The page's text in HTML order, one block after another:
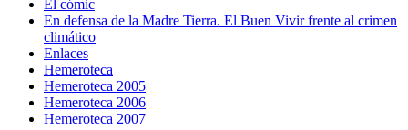
El cómic
En defensa de la Madre Tierra. El Buen Vivir frente al crimen
climático
Enlaces
Hemeroteca
Hemeroteca 2005
Hemeroteca 2006
Hemeroteca 2007